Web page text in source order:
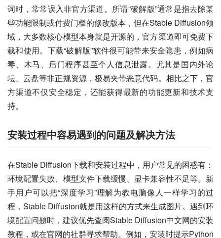
词时，常常误入非官方渠道。所谓“破解版”通常是指去除某
些功能限制或付费门槛的修改版本，但在Stable Diffusion领
域，大多数核心模型本身就是开源的，官方渠道即可免费下
载和使用。下载“破解版”软件很可能带来安全隐患，例如病
毒、木马、后门程序甚至个人信息泄露。尤其是国内外论
坛、云盘等非正规资源，极易夹带恶意代码。相比之下，官
方渠道不仅安全稳定，还能获得最新的功能更新和技术支
持。
安装过程中容易遇到的问题及解决方法
在Stable Diffusion下载和安装过程中，用户常见的困惑有：
环境配置失败、模型文件下载缓慢、显卡兼容性不足等。新
手用户可以把“深度学习”理解为教电脑像人一样学习的过
程，Stable Diffusion就是用这样的方式来生成图片。遇到环
境配置问题时，建议优先查阅Stable Diffusion中文网的安装
教程，或在官网的社群寻求帮助。例如，安装时提示Python